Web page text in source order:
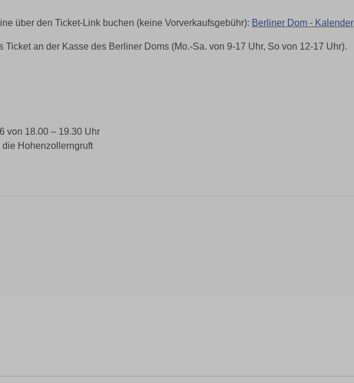
über den Ticket-Link buchen (keine Vorverkaufsgebühr): Berliner Dom - Kalender
Ticket an der Kasse des Berliner Doms (Mo.-Sa. von 9-17 Uhr, So von 12-17 Uhr).
von 18.00 – 19.30 Uhr
Hohenzollerngruft